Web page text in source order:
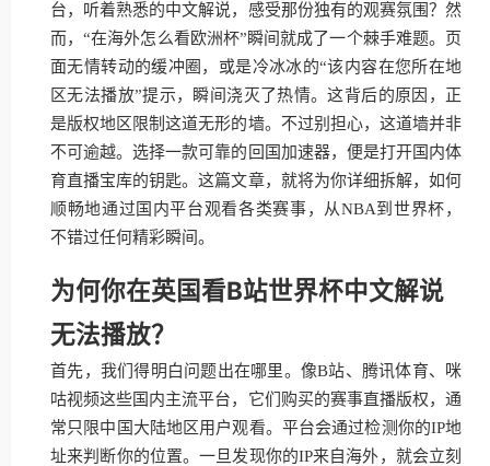
台，听着熟悉的中文解说，感受那份独有的观赛氛围？然
而，“在海外怎么看欧洲杯”瞬间就成了一个棘手难题。页
面无情转动的缓冲圈，或是冷冰冰的“该内容在您所在地
区无法播放”提示，瞬间浇灭了热情。这背后的原因，正
是版权地区限制这道无形的墙。不过别担心，这道墙并非
不可逾越。选择一款可靠的回国加速器，便是打开国内体
育直播宝库的钥匙。这篇文章，就将为你详细拆解，如何
顺畅地通过国内平台观看各类赛事，从NBA到世界杯，
不错过任何精彩瞬间。
为何你在英国看B站世界杯中文解说
无法播放？
首先，我们得明白问题出在哪里。像B站、腾讯体育、咪
咕视频这些国内主流平台，它们购买的赛事直播版权，通
常只限中国大陆地区用户观看。平台会通过检测你的IP地
址来判断你的位置。一旦发现你的IP来自海外，就会立刻